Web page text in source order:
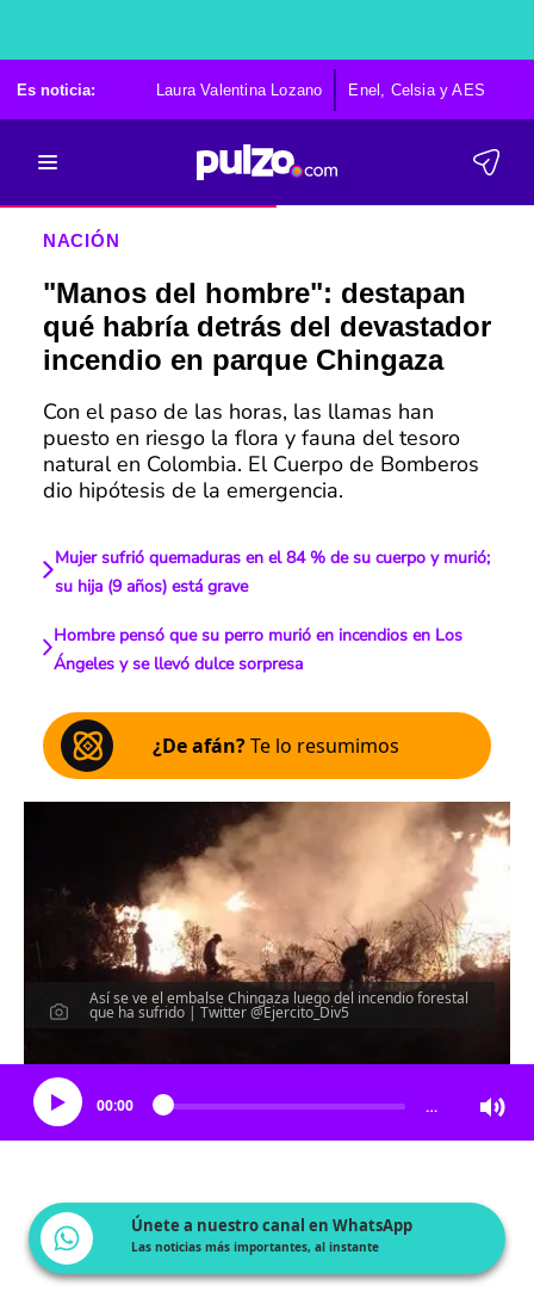
Es noticia: Laura Valentina Lozano Enel, Celsia y AES
NACIÓN
"Manos del hombre": destapan
qué habría detrás del devastador
incendio en parque Chingaza
Con el paso de las horas, las llamas han
puesto en riesgo la flora y fauna del tesoro
natural en Colombia. El Cuerpo de Bomberos
dio hipótesis de la emergencia.
Mujer sufrió quemaduras en el 84 % de su cuerpo y murió;
su hija (9 años) está grave
Hombre pensó que su perro murió en incendios en Los
Ángeles y se llevó dulce sorpresa
¿De afán?Te lo resumimos
Así se ve el embalse Chingaza luego del incendio forestal
que ha sufrido | Twitter @Ejercito_Div5
00:00 …
Únete a nuestro canal en WhatsApp
Las noticias más importantes, al instante